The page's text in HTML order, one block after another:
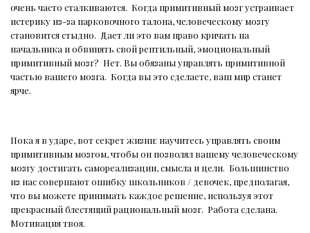
очень часто сталкиваются. Когда примитивный мозг устраивает
истерику из-за парковочного талона, человеческому мозгу
становится стыдно. Дает ли это вам право кричать на
начальника и обвинять свой рептильный, эмоциональный
примитивный мозг? Нет. Вы обязаны управлять примитивной
частью вашего мозга. Когда вы это сделаете, ваш мир станет
ярче.
Пока я в ударе, вот секрет жизни: научитесь управлять своим
примитивным мозгом, чтобы он позволял вашему человеческому
мозгу достигать самореализации, смысла и цели. Большинство
из нас совершают ошибку школьников / девочек, предполагая,
что вы можете принимать каждое решение, используя этот
прекрасный блестящий рациональный мозг. Работа сделана.
Мотивация твоя.